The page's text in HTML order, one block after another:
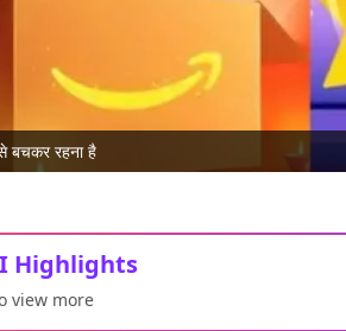
बचकर रहना है
Highlights
view more